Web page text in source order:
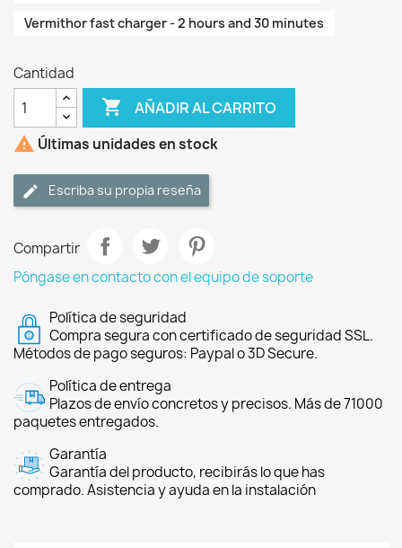
Vermithor fast charger - 2 hours and 30 minutes
Cantidad
 AÑADIR AL CARRITO
 Últimas unidades en stock
Escriba su propia reseña
Compartir
Póngase en contacto con el equipo de soporte
Política de seguridad
Compra segura con certificado de seguridad SSL.
Métodos de pago seguros: Paypal o 3D Secure.
Política de entrega
Plazos de envío concretos y precisos. Más de 71000
paquetes entregados.
Garantía
Garantía del producto, recibirás lo que has
comprado. Asistencia y ayuda en la instalación